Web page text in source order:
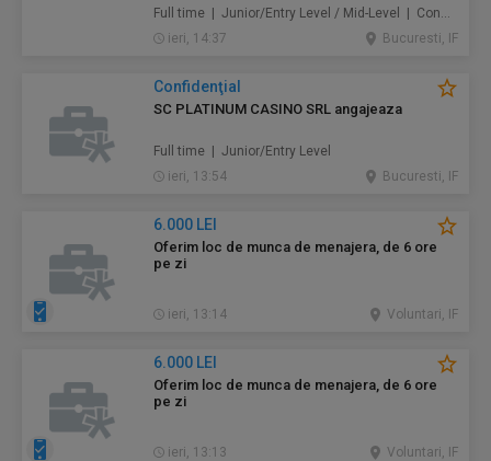
Full time | Junior/Entry Level / Mid-Level | Construcţii / Amenajări
ieri, 14:37
Bucuresti, IF
Confidenţial
SC PLATINUM CASINO SRL angajeaza
Full time | Junior/Entry Level
ieri, 13:54
Bucuresti, IF
6.000 LEI
Oferim loc de munca de menajera, de 6 ore
pe zi
ieri, 13:14 Voluntari, IF
6.000 LEI
Oferim loc de munca de menajera, de 6 ore
pe zi
ieri, 13:13 Voluntari, IF